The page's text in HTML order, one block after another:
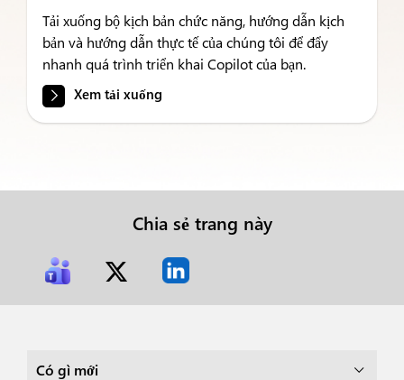
Tải xuống bộ kịch bản chức năng, hướng dẫn kịch
bản và hướng dẫn thực tế của chúng tôi để đẩy
nhanh quá trình triển khai Copilot của bạn.
Xem tải xuống
Chia sẻ trang này
Có gì mới